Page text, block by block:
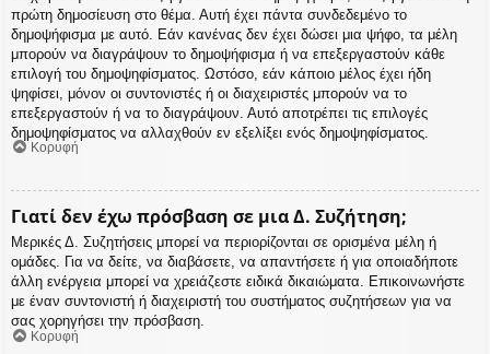
πρώτη δημοσίευση στο θέμα. Αυτή έχει πάντα συνδεδεμένο το
δημοψήφισμα με αυτό. Εάν κανένας δεν έχει δώσει μια ψήφο, τα μέλη
μπορούν να διαγράψουν το δημοψήφισμα ή να επεξεργαστούν κάθε
επιλογή του δημοψηφίσματος. Ωστόσο, εάν κάποιο μέλος έχει ήδη
ψηφίσει, μόνον οι συντονιστές ή οι διαχειριστές μπορούν να το
επεξεργαστούν ή να το διαγράψουν. Αυτό αποτρέπει τις επιλογές
δημοψηφίσματος να αλλαχθούν εν εξελίξει ενός δημοψηφίσματος.
Κορυφή
Γιατί δεν έχω πρόσβαση σε μια Δ. Συζήτηση;
Μερικές Δ. Συζητήσεις μπορεί να περιορίζονται σε ορισμένα μέλη ή
ομάδες. Για να δείτε, να διαβάσετε, να απαντήσετε ή για οποιαδήποτε
άλλη ενέργεια μπορεί να χρειάζεστε ειδικά δικαιώματα. Επικοινωνήστε
με έναν συντονιστή ή διαχειριστή του συστήματος συζητήσεων για να
σας χορηγήσει την πρόσβαση.
Κορυφή